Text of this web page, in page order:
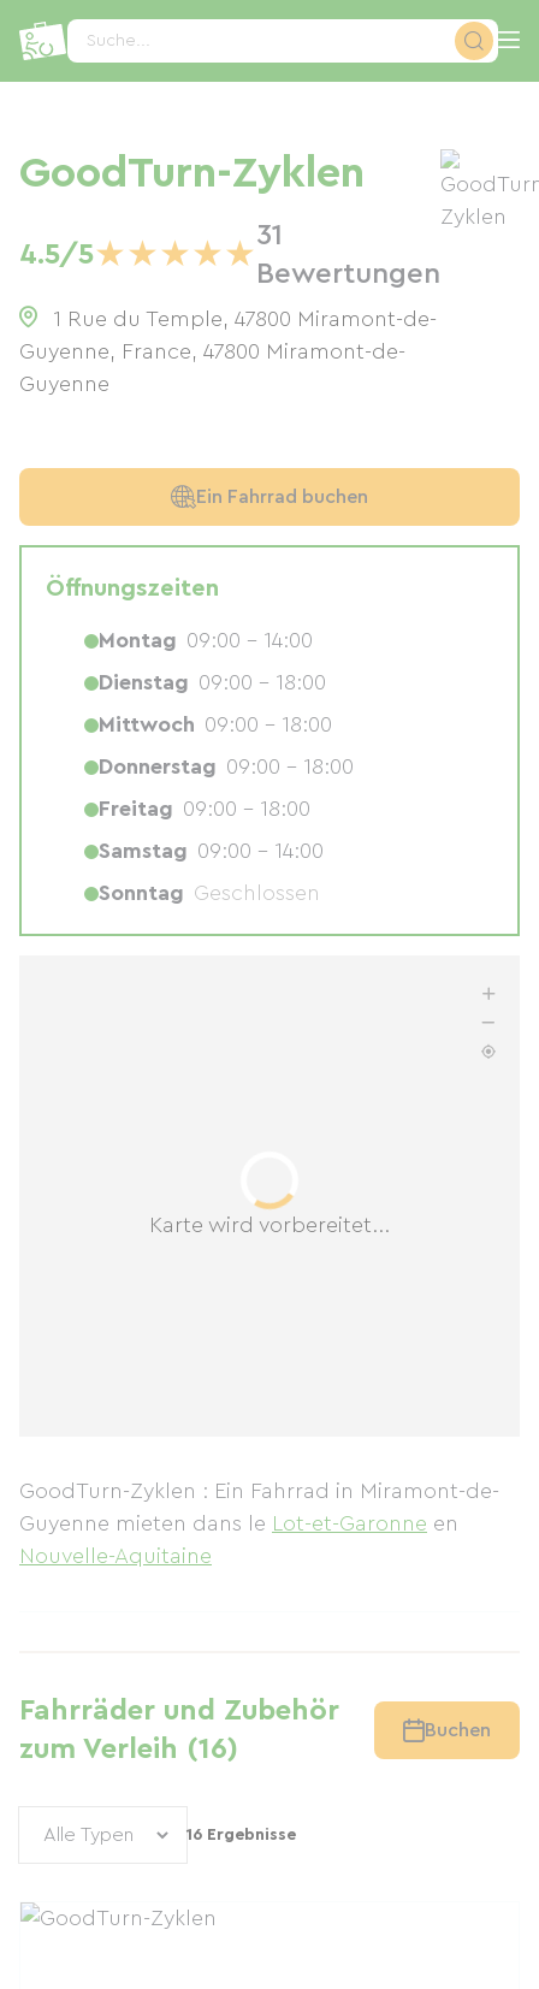
Suche...
GoodTurn-Zyklen
4.5/5★★★★★
31
Bewertungen
1 Rue du Temple, 47800 Miramont-de-
Guyenne, France, 47800 Miramont-de-
Guyenne
Karte wird vorbereitet...
GoodTurn-Zyklen : Ein Fahrrad in Miramont-de-
Guyenne mieten dans le Lot-et-Garonne en
Nouvelle-Aquitaine
Fahrräder und Zubehör
zum Verleih (16)
Buchen
16 Ergebnisse
Ein Fahrrad buchen
Öffnungszeiten
Montag 09:00 - 14:00
Dienstag 09:00 - 18:00
Mittwoch 09:00 - 18:00
Donnerstag 09:00 - 18:00
Freitag 09:00 - 18:00
Samstag 09:00 - 14:00
Sonntag Geschlossen
Cookie-Einstellungen